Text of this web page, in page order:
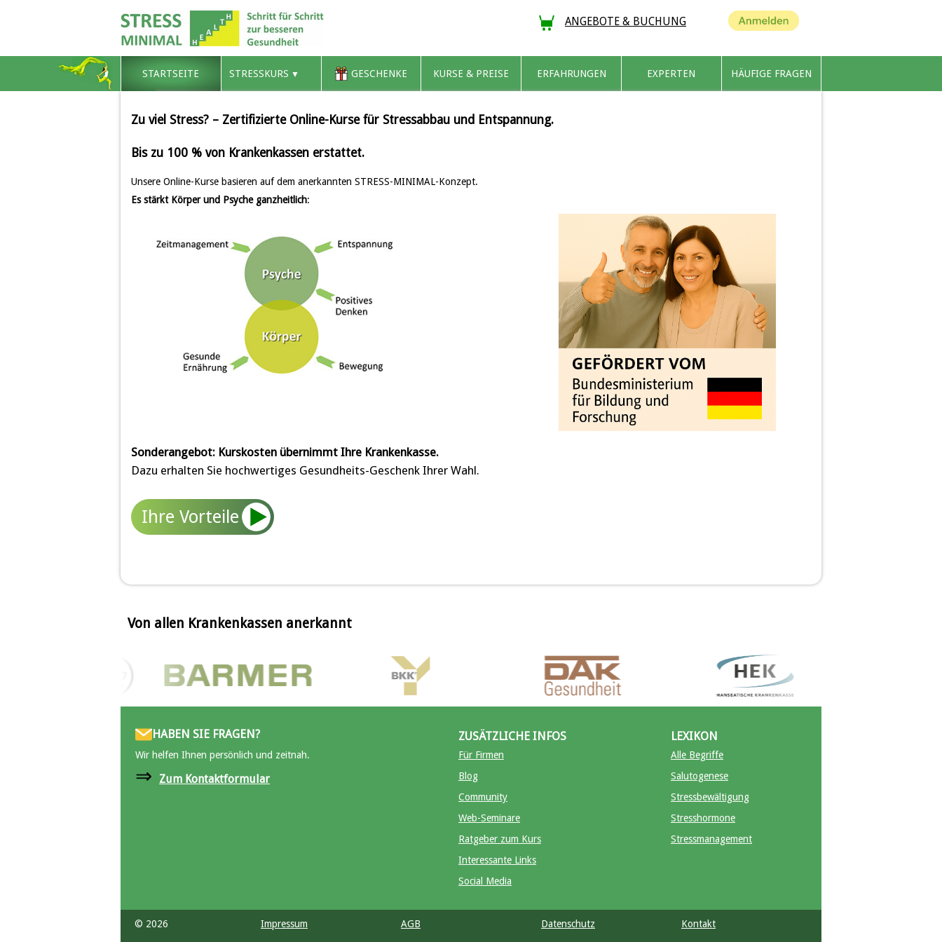
ANGEBOTE & BUCHUNG ANMELDEN
STARTSEITE STRESSKURS GESCHENKE KURSE & PREISE ERFAHRUNGEN EXPERTEN HÄUFIGE FRAGEN
Zu viel Stress? – Zertifizierte Online-Kurse für Stressabbau und Entspannung.
Bis zu 100 % von Krankenkassen erstattet.
Unsere Online-Kurse basieren auf dem anerkannten STRESS-MINIMAL-Konzept.
Es stärkt Körper und Psyche ganzheitlich:
Sonderangebot: Kurskosten übernimmt Ihre Krankenkasse.
Dazu erhalten Sie hochwertiges Gesundheits-Geschenk Ihrer Wahl.
Ihre Vorteile
Von allen Krankenkassen anerkannt
HABEN SIE FRAGEN?
Wir helfen Ihnen persönlich und zeitnah.
⇒ Zum Kontaktformular
ZUSÄTZLICHE INFOS
Für Firmen
Blog
Community
Web-Seminare
Ratgeber zum Kurs
Interessante Links
Social Media
LEXIKON
Alle Begriffe
Salutogenese
Stressbewältigung
Stresshormone
Stressmanagement
© 2026 Impressum AGB Datenschutz Kontakt